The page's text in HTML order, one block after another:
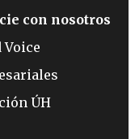
con nosotros
Voice
ÚH